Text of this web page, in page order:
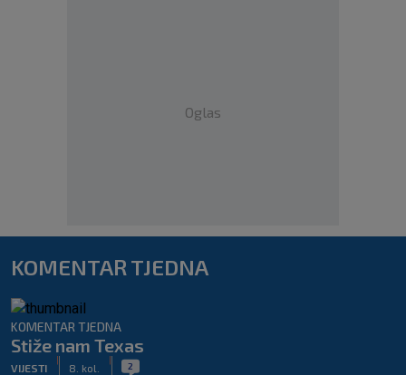
Oglas
KOMENTAR TJEDNA
KOMENTAR TJEDNA
Stiže nam Texas
VIJESTI 8. kol. 2